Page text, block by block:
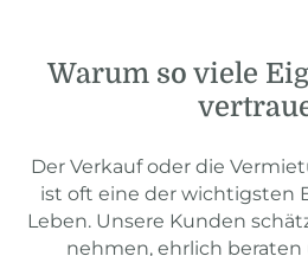
Warum so viele
Der Verkauf oder die
ist oft eine der wichtigsten
Leben. Unsere Kunden
nehmen, ehrlich